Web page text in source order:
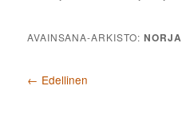
AVAINSANA-ARKISTO:NORJA
Artikkelien selaus
← Edellinen